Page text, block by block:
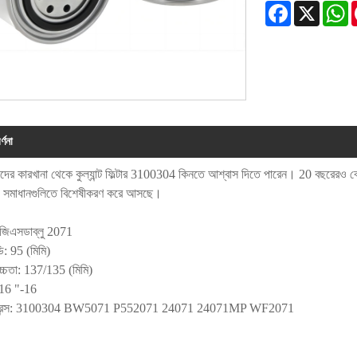
Facebook
X
কারখানা থেকে কুল্যান্ট ফিল্টার 3100304 কিনতে আশ্বাস দিতে পারেন। 20 বছরেরও
সমাধানগুলিতে বিশেষীকরণ করে আসছে।
2071
95 (মিমি)
137/135 (মিমি)
"-16
3100304 BW5071 P552071 24071 24071MP WF2071